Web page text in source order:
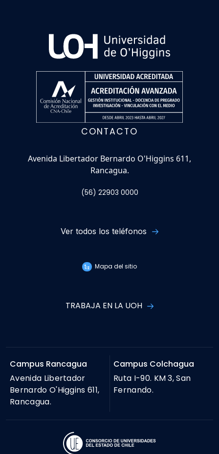
CONTACTO
Avenida Libertador Bernardo O'Higgins 611,
Rancagua.
(56) 22903 0000
Ver todos los teléfonos
Mapa del sitio
TRABAJA EN LA UOH
Campus Rancagua
Avenida Libertador
Bernardo O'Higgins 611,
Rancagua.
Campus Colchagua
Ruta I-90. KM 3, San
Fernando.